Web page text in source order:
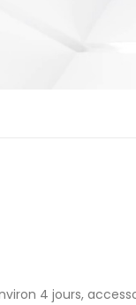
4 jours,